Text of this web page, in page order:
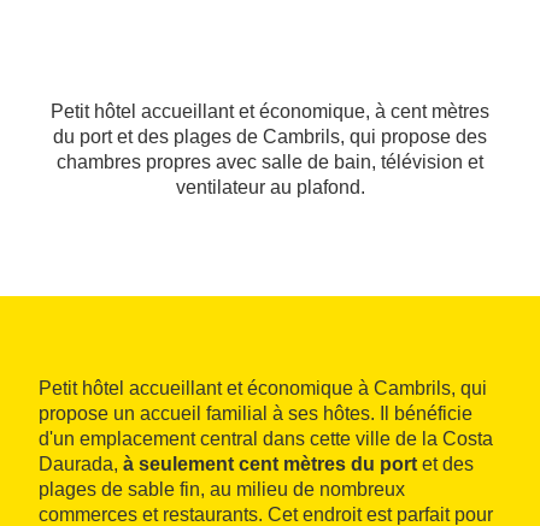
Petit hôtel accueillant et économique, à cent mètres
du port et des plages de Cambrils, qui propose des
chambres propres avec salle de bain, télévision et
ventilateur au plafond.
Petit hôtel accueillant et économique à Cambrils, qui
propose un accueil familial à ses hôtes. Il bénéficie
d'un emplacement central dans cette ville de la Costa
Daurada, à seulement cent mètres du port et des
plages de sable fin, au milieu de nombreux
commerces et restaurants. Cet endroit est parfait pour